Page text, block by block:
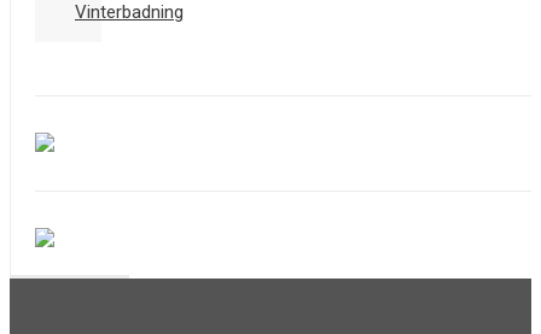
Vinterbadning